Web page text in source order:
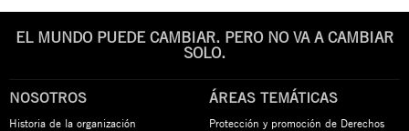
EL MUNDO PUEDE CAMBIAR. PERO NO VA A CAMBIAR
SOLO.
NOSOTROS
Historia de la organización
ÁREAS TEMÁTICAS
Protección y promoción de Derechos